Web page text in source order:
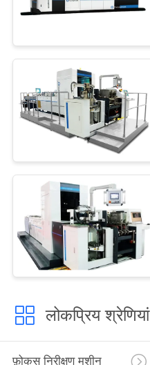
PRIVACY
लोकप्रिय श्रेणियां
फ़ोकस निरीक्षण मशीन